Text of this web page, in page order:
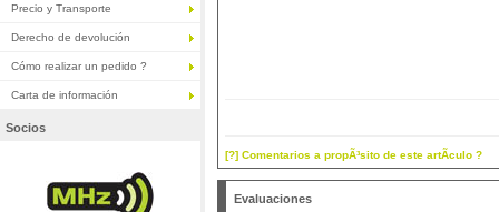
Precio y Transporte
Derecho de devolución
Cómo realizar un pedido ?
Carta de información
Socios
[?] Comentarios a propÃ³sito de este artÃ­culo ?
Evaluaciones